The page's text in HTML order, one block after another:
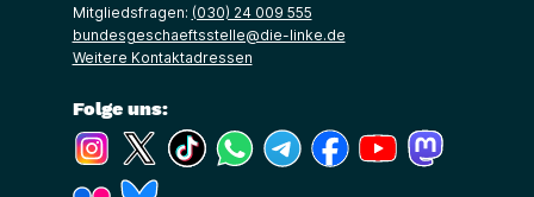
Mitgliedsfragen: (030) 24 009 555
bundesgeschaeftsstelle@die-linke.de
Weitere Kontaktadressen
Folge uns:
(Link öffnet ein neues Fenster)
(Link öffnet ein neues Fenster)
(Link öffnet ein neues Fenster)
(Link öffnet ein neues Fenster)
(Link öffnet ein neues Fenster)
(Link öffnet ein neues
(Link öffnet ein
(Link öffnet ein neues Fenster)